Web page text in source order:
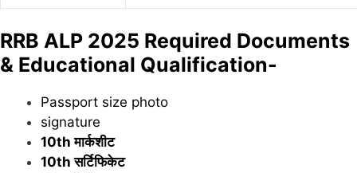
RRB ALP 2025 Required Documents
& Educational Qualification-
Passport size photo
signature
10th मार्कशीट
10th सर्टिफिकेट